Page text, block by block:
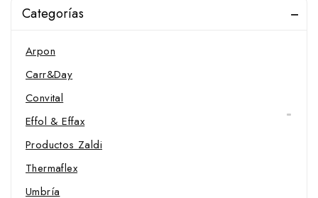
Categorías
Esquiladoras y Repuestos
Arpon
Carr&Day
Convital
Effol & Effax
Productos Zaldi
Thermaflex
Umbría